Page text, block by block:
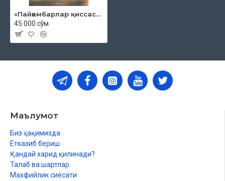
«Пайғамбарлар қиссаси»
45 000 сўм
Маълумот
Биз ҳақимизда
Етказиб бериш
Қандай харид қилинади?
Талаб ва шартлар
Махфийлик сиёсати